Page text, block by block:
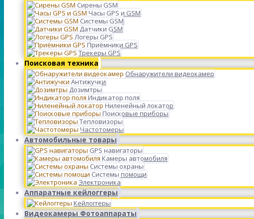
Сирены GSM
Часы GPS и GSM
Системы GSM
Датчики GSM
Логеры GPS
Приёмники GPS
Трекеры GPS
Поисковая техника
Обнаружители видеокамер
Антижучки
Дозимтры
Индикатор поля
Ниленейный локатор
Поисковые приборы
Тепловизоры
Частотомеры
Автомобильные товары
GPS навигаторы
Камеры автомобиля
Системы охраны
Системы помощи
Электроника
Аппаратные кейлоггеры
Кейлоггеры
Видеокамеры Фотоаппараты